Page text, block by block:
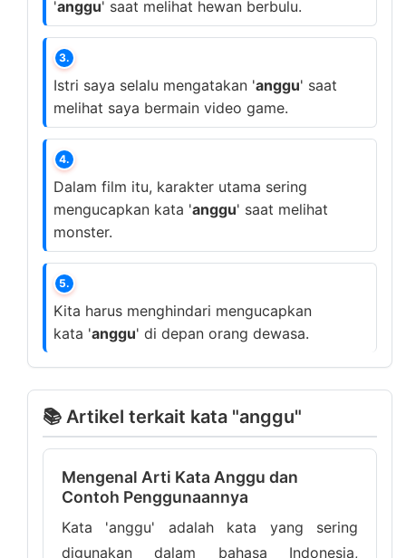
'anggu' saat melihat hewan berbulu.
3.
Istri saya selalu mengatakan 'anggu' saat
melihat saya bermain video game.
4.
Dalam film itu, karakter utama sering
mengucapkan kata 'anggu' saat melihat
monster.
5.
Kita harus menghindari mengucapkan
kata 'anggu' di depan orang dewasa.
📚 Artikel terkait kata "anggu"
Mengenal Arti Kata Anggu dan
Contoh Penggunaannya
Kata 'anggu' adalah kata yang sering
digunakan dalam bahasa Indonesia,